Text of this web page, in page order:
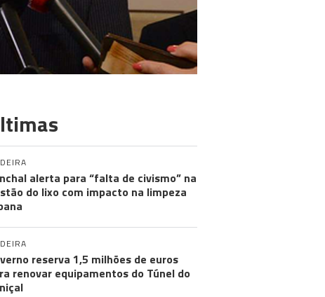
alerta para “falta de civismo” na
do lixo com impacto na limpeza
reserva 1,5 milhões de euros
renovar equipamentos do Túnel do